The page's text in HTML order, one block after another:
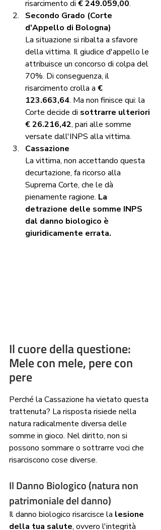
risarcimento di € 249.059,00.
Secondo Grado (Corte
d'Appello di Bologna)
La situazione si ribalta a sfavore
della vittima. Il giudice d'appello le
attribuisce un concorso di colpa del
70%. Di conseguenza, il
risarcimento crolla a €
123.663,64. Ma non finisce qui: la
Corte decide di sottrarre ulteriori
€ 26.216,42, pari alle somme
versate dall'INPS alla vittima.
Cassazione
La vittima, non accettando questa
decurtazione, fa ricorso alla
Suprema Corte, che le dà
pienamente ragione. La
detrazione delle somme INPS
dal danno biologico è
giuridicamente errata.
Il cuore della questione:
Mele con mele, pere con
pere
Perché la Cassazione ha vietato questa
trattenuta? La risposta risiede nella
natura radicalmente diversa delle
somme in gioco. Nel diritto, non si
possono sommare o sottrarre voci che
risarciscono cose diverse.
Il Danno Biologico (natura non
patrimoniale del danno)
Il danno biologico risarcisce la lesione
della tua salute, ovvero l'integrità